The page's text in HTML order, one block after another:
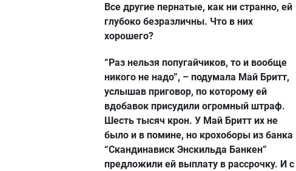
Все другие пернатые, как ни странно, ей
глубоко безразличны. Что в них
хорошего?
“Раз нельзя попугайчиков, то и вообще
никого не надо”, – подумала Май Бритт,
услышав приговор, по которому ей
вдобавок присудили огромный штраф.
Шесть тысяч крон. У Май Бритт их не
было и в помине, но крохоборы из банка
“Скандинависк Энскильда Банкен”
предложили ей выплату в рассрочку. И с